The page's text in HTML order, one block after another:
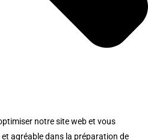
notre site web et vous
agréable dans la préparation de